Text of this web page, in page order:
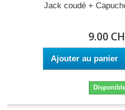
Jack coudé +
9.00
Ajouter au panier